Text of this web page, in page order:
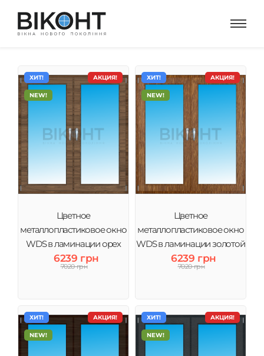
АКЦИЯ!
ХИТ!
NEW!
Цветное
металлопластиковое окно
WDS в ламинации орех
6239 грн
7020 грн
АКЦИЯ!
ХИТ!
NEW!
Цветное
металлопластиковое окно
WDS в ламинации золотой
дуб
6239 грн
7020 грн
АКЦИЯ!
ХИТ!
NEW!
АКЦИЯ!
ХИТ!
NEW!